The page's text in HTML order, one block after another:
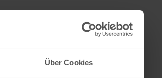
Über Cookies